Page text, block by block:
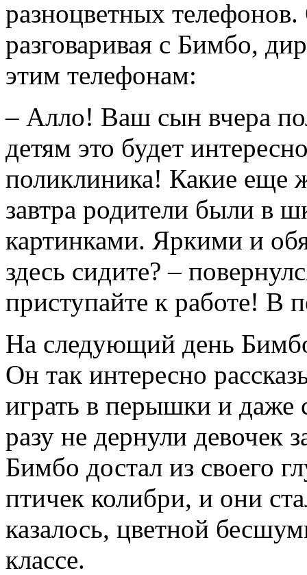
разноцветных
разговаривая с Бимбо,
этим телефонам:
– Алло! Ваш сын вчера
детям это будет
поликлиника! Какие еще
завтра родители были в
картинками. Яркими и
здесь сидите? –
приступайте к работе! В
На следующий день
Он так интересно
играть в перышки и
разу не дернули девочек
Бимбо достал из своего
птичек колибри, и они
казалось, цветной
классе.